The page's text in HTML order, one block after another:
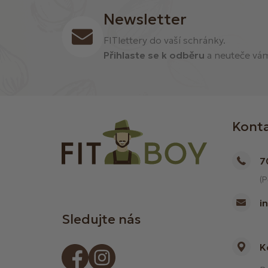
Newsletter
FITlettery do vaší schránky.
Přihlaste se k odběru a neuteče
Sledujte nás